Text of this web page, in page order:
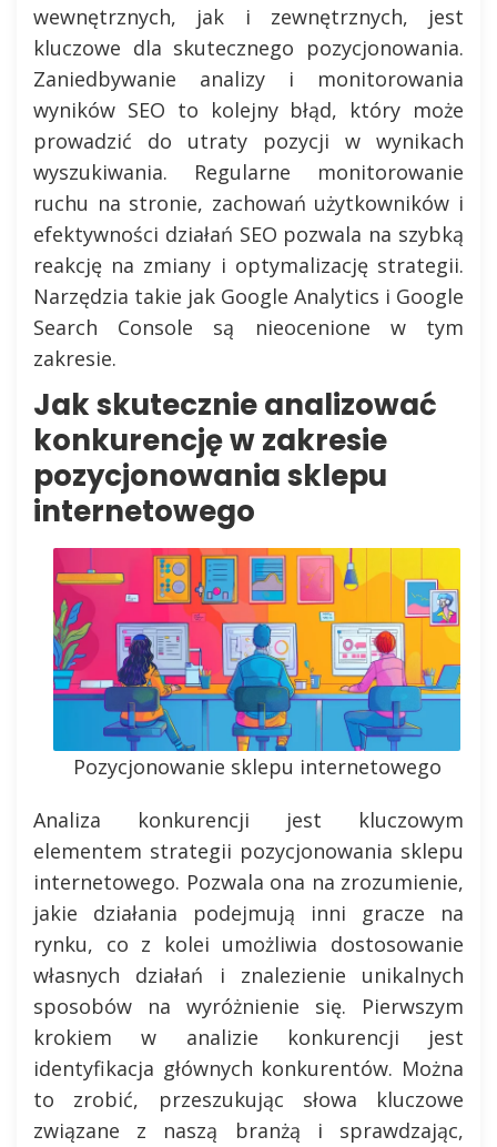
wewnętrznych, jak i zewnętrznych, jest
kluczowe dla skutecznego pozycjonowania.
Zaniedbywanie analizy i monitorowania
wyników SEO to kolejny błąd, który może
prowadzić do utraty pozycji w wynikach
wyszukiwania. Regularne monitorowanie
ruchu na stronie, zachowań użytkowników i
efektywności działań SEO pozwala na szybką
reakcję na zmiany i optymalizację strategii.
Narzędzia takie jak Google Analytics i Google
Search Console są nieocenione w tym
zakresie.
Jak skutecznie analizować
konkurencję w zakresie
pozycjonowania sklepu
internetowego
Pozycjonowanie sklepu internetowego
Analiza konkurencji jest kluczowym
elementem strategii pozycjonowania sklepu
internetowego. Pozwala ona na zrozumienie,
jakie działania podejmują inni gracze na
rynku, co z kolei umożliwia dostosowanie
własnych działań i znalezienie unikalnych
sposobów na wyróżnienie się. Pierwszym
krokiem w analizie konkurencji jest
identyfikacja głównych konkurentów. Można
to zrobić, przeszukując słowa kluczowe
związane z naszą branżą i sprawdzając,